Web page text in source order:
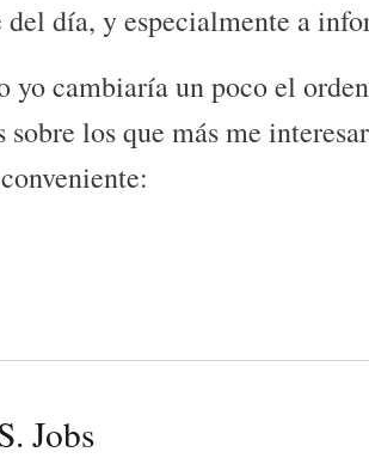
del día, y especialmente a
yo cambiaría un poco el
sobre los que más me
Jobs